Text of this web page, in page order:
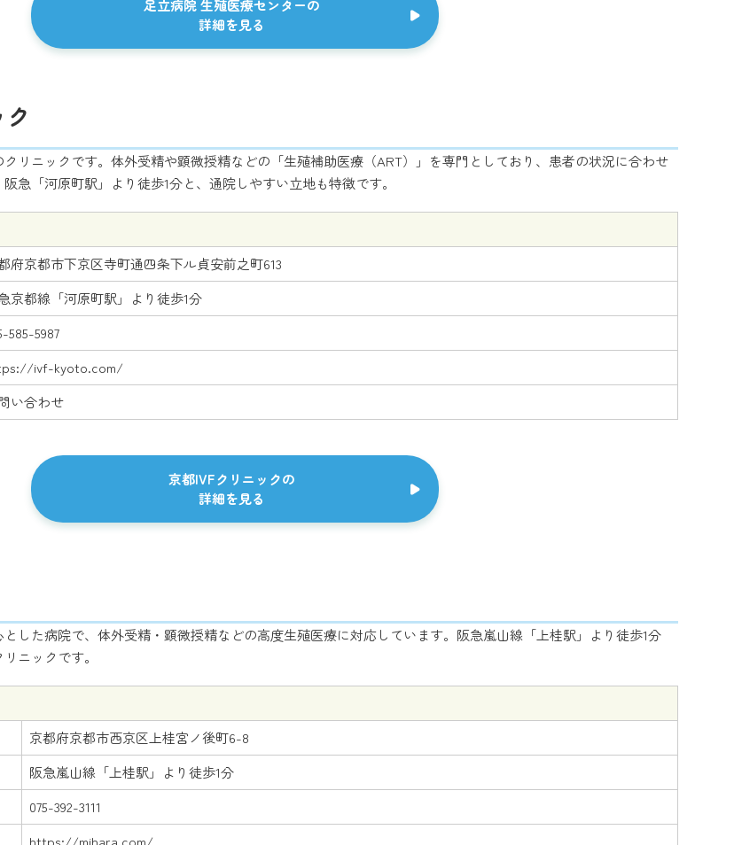
足立病院 生殖医療センターの
詳細を見る
リニックです。体外受精や顕微授精などの「生殖補助医療（ART）」を専門としており、患者の状況に合わせ
急「河原町駅」より徒歩1分と、通院しやすい立地も特徴です。
府京都市下京区寺町通四条下ル貞安前之町613
京都線「河原町駅」より徒歩1分
585-5987
ivf-kyoto.com/
い合わせ
京都IVFクリニックの
詳細を見る
した病院で、体外受精・顕微授精などの高度生殖医療に対応しています。阪急嵐山線「上桂駅」より徒歩1分
ニックです。
京都府京都市西京区上桂宮ノ後町6-8
阪急嵐山線「上桂駅」より徒歩1分
075-392-3111
https://mihara.com/